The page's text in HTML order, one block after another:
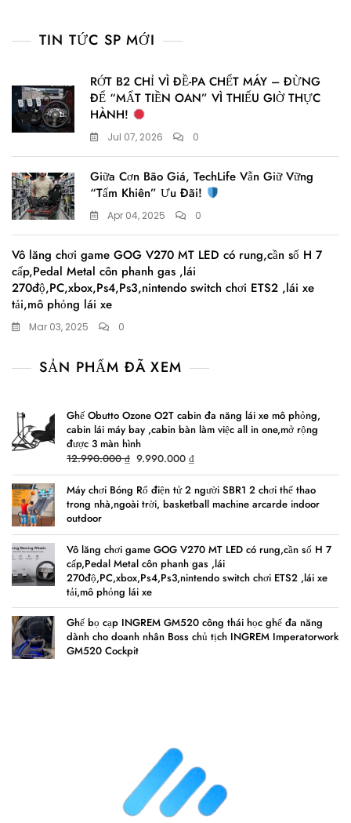
1.890.000 ₫.
1.590.000 ₫.
TIN TỨC SP MỚI
RỚT B2 CHỈ VÌ ĐỀ-PA CHẾT MÁY – ĐỪNG
ĐỂ “MẤT TIỀN OAN” VÌ THIẾU GIỜ THỰC
HÀNH!
Jul 07, 2026 0
Giữa Cơn Bão Giá, TechLife Vẫn Giữ Vững
“Tấm Khiên” Ưu Đãi!
Apr 04, 2025 0
Vô lăng chơi game GOG V270 MT LED có rung,cần số H 7
cấp,Pedal Metal côn phanh gas ,lái
270độ,PC,xbox,Ps4,Ps3,nintendo switch chơi ETS2 ,lái xe
tải,mô phỏng lái xe
Mar 03, 2025 0
SẢN PHẨM ĐÃ XEM
Ghế Obutto Ozone O2T cabin đa năng lái xe mô phỏng,
cabin lái máy bay ,cabin bàn làm việc all in one,mở rộng
được 3 màn hình
12.990.000₫ Original
price
was:
12.990.000 ₫.
9.990.000 ₫
price
is:
9.990.000 ₫.
Máy chơi Bóng Rổ điện tử 2 người SBR1 2 chơi thể thao
trong nhà,ngoài trời, basketball machine arcarde indoor
outdoor
Vô lăng chơi game GOG V270 MT LED có rung,cần số H 7
cấp,Pedal Metal côn phanh gas ,lái
270độ,PC,xbox,Ps4,Ps3,nintendo switch chơi ETS2 ,lái xe
tải,mô phỏng lái xe
Ghế bọ cạp INGREM GM520 công thái học ghế đa năng
dành cho doanh nhân Boss chủ tịch INGREM Imperatorwork
GM520 Cockpit